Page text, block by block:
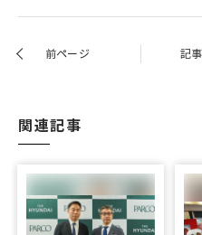
前ページ 記
関連記事